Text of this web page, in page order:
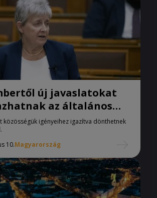
új javaslatokat
az általános
közösségük igényeihez igazítva dönthetnek
10.Magyarország